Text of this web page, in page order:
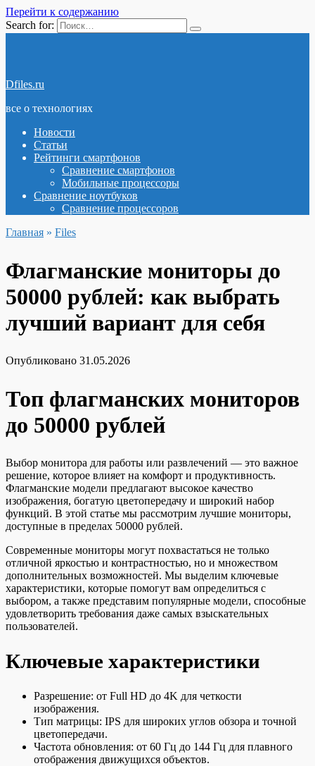
Перейти к содержанию
Search for:
Dfiles.ru
все о технологиях
Новости
Статьи
Рейтинги смартфонов
Сравнение смартфонов
Мобильные процессоры
Сравнение ноутбуков
Сравнение процессоров
Главная » Files
Флагманские мониторы до
50000 рублей: как выбрать
лучший вариант для себя
Опубликовано 31.05.2026
Топ флагманских мониторов
до 50000 рублей
Выбор монитора для работы или развлечений — это важное
решение, которое влияет на комфорт и продуктивность.
Флагманские модели предлагают высокое качество
изображения, богатую цветопередачу и широкий набор
функций. В этой статье мы рассмотрим лучшие мониторы,
доступные в пределах 50000 рублей.
Современные мониторы могут похвастаться не только
отличной яркостью и контрастностью, но и множеством
дополнительных возможностей. Мы выделим ключевые
характеристики, которые помогут вам определиться с
выбором, а также представим популярные модели, способные
удовлетворить требования даже самых взыскательных
пользователей.
Ключевые характеристики
Разрешение: от Full HD до 4K для четкости
изображения.
Тип матрицы: IPS для широких углов обзора и точной
цветопередачи.
Частота обновления: от 60 Гц до 144 Гц для плавного
отображения движущихся объектов.